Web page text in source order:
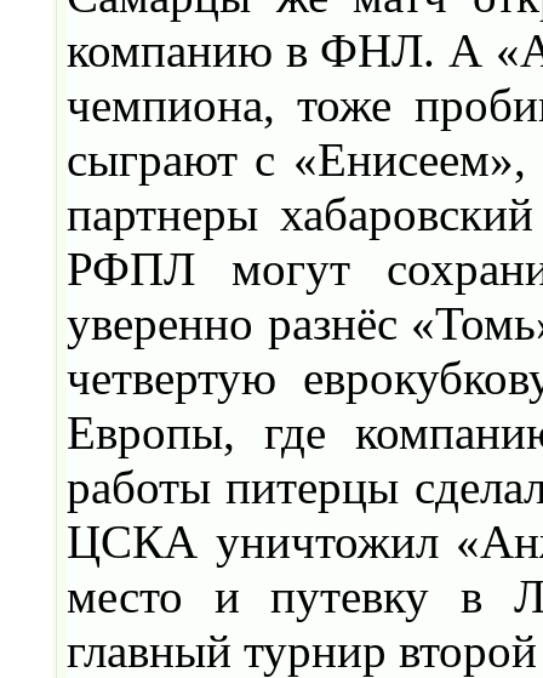
компанию в ФНЛ. А
чемпиона, тоже
сыграют с «Енисеем»,
партнеры
РФПЛ могут
уверенно разнёс
четвертую
Европы, где
работы питерцы
ЦСКА уничтожил
место и путевку в
главный турнир